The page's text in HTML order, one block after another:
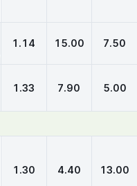
1.14 15.00 7.50
1.33 7.90 5.00
1.30 4.40 13.00